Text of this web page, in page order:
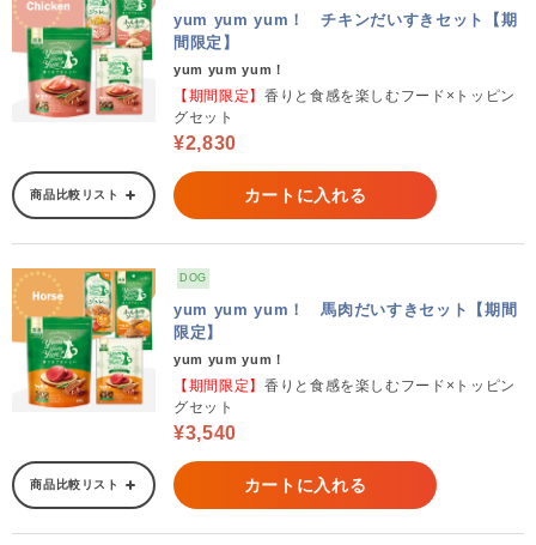
yum yum yum！ チキンだいすきセット【期
間限定】
yum yum yum！
【期間限定】 香りと食感を楽しむフード×トッピン
グセット
¥2,830
商品比較リスト カートに入れる
DOG
yum yum yum！ 馬肉だいすきセット【期間
限定】
yum yum yum！
【期間限定】 香りと食感を楽しむフード×トッピン
グセット
¥3,540
商品比較リスト カートに入れる